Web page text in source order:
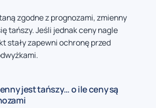
zgodne z prognozami, zmienny
tańszy. Jeśli jednak ceny nagle
stały zapewni ochronę przed
jest tańszy… o ile ceny są